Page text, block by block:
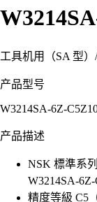
工具机用（SA 型） /
产品型号
W3214SA-6Z-
产品描述
NSK 標準系
W3214SA-
精度等級 C5